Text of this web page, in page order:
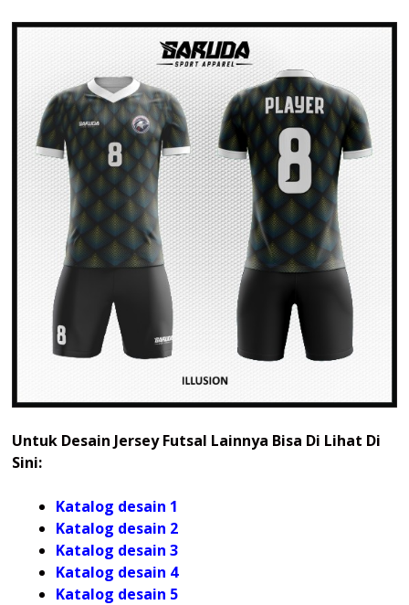
Untuk Desain Jersey Futsal Lainnya Bisa Di Lihat Di
Sini:
Katalog desain 1
Katalog desain 2
Katalog desain 3
Katalog desain 4
Katalog desain 5